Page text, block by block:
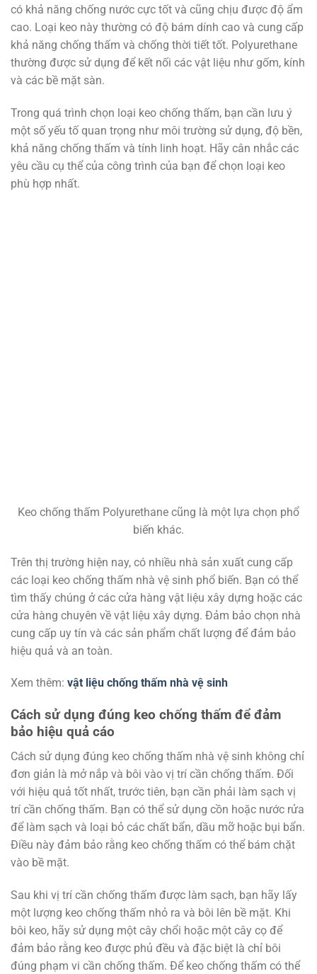
có khả năng chống nước cực tốt và cũng chịu được độ ẩm
cao. Loại keo này thường có độ bám dính cao và cung cấp
khả năng chống thấm và chống thời tiết tốt. Polyurethane
thường được sử dụng để kết nối các vật liệu như gốm, kính
và các bề mặt sàn.
Trong quá trình chọn loại keo chống thấm, bạn cần lưu ý
một số yếu tố quan trọng như môi trường sử dụng, độ bền,
khả năng chống thấm và tính linh hoạt. Hãy cân nhắc các
yêu cầu cụ thể của công trình của bạn để chọn loại keo
phù hợp nhất.
Keo chống thấm Polyurethane cũng là một lựa chọn phổ
biến khác.
Trên thị trường hiện nay, có nhiều nhà sản xuất cung cấp
các loại keo chống thấm nhà vệ sinh phổ biến. Bạn có thể
tìm thấy chúng ở các cửa hàng vật liệu xây dựng hoặc các
cửa hàng chuyên về vật liệu xây dựng. Đảm bảo chọn nhà
cung cấp uy tín và các sản phẩm chất lượng để đảm bảo
hiệu quả và an toàn.
Xem thêm: vật liệu chống thấm nhà vệ sinh
Cách sử dụng đúng keo chống thấm để đảm
bảo hiệu quả cáo
Cách sử dụng đúng keo chống thấm nhà vệ sinh không chỉ
đơn giản là mở nắp và bôi vào vị trí cần chống thấm. Đối
với hiệu quả tốt nhất, trước tiên, bạn cần phải làm sạch vị
trí cần chống thấm. Bạn có thể sử dụng cồn hoặc nước rửa
để làm sạch và loại bỏ các chất bẩn, dầu mỡ hoặc bụi bẩn.
Điều này đảm bảo rằng keo chống thấm có thể bám chặt
vào bề mặt.
Sau khi vị trí cần chống thấm được làm sạch, bạn hãy lấy
một lượng keo chống thấm nhỏ ra và bôi lên bề mặt. Khi
bôi keo, hãy sử dụng một cây chổi hoặc một cây cọ để
đảm bảo rằng keo được phủ đều và đặc biệt là chỉ bôi
đúng phạm vi cần chống thấm. Để keo chống thấm có thể